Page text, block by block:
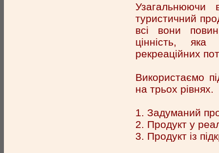
Узагальнюючи
туристичний
всі вони
цінність,
рекреаційних
Використаємо
на трьох рівнях.
1. Задуманий
2. Продукт у
3. Продукт із